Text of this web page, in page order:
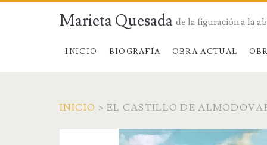
Marieta Quesada de la figuración a la
INICIO BIOGRAFÍA OBRA ACTUAL
INICIO > EL CASTILLO DE